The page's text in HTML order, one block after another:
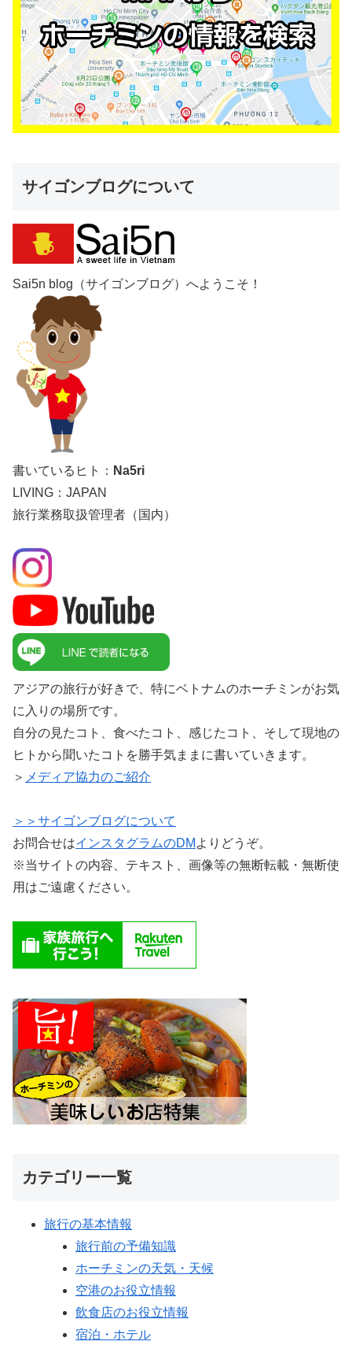
サイゴンブログについて
Sai5n blog（サイゴンブログ）へようこそ！
書いているヒト： Na5ri
LIVING：JAPAN
旅行業務取扱管理者（国内）
アジアの旅行が好きで、特にベトナムのホーチミンがお気
に入りの場所です。
自分の見たコト、食べたコト、感じたコト、そして現地の
ヒトから聞いたコトを勝手気ままに書いていきます。
＞ メディア協力のご紹介
＞＞サイゴンブログについて
お問合せはインスタグラムのDM よりどうぞ。
※当サイトの内容、テキスト、画像等の無断転載・無断使
用はご遠慮ください。
カテゴリー一覧
旅行の基本情報
旅行前の予備知識
ホーチミンの天気・天候
空港のお役立情報
飲食店のお役立情報
宿泊・ホテル